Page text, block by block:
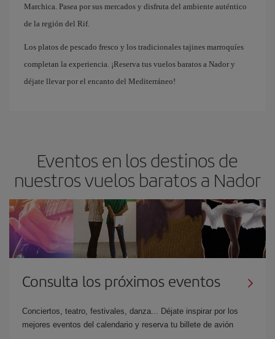
Marchica. Pasea por sus mercados y disfruta del ambiente auténtico
de la región del Rif.
Los platos de pescado fresco y los tradicionales tajines marroquíes
completan la experiencia. ¡Reserva tus vuelos baratos a Nador y
déjate llevar por el encanto del Mediterráneo!
Eventos en los destinos de
nuestros vuelos baratos a Nador
Consulta los próximos eventos
Conciertos, teatro, festivales, danza... Déjate inspirar por los
mejores eventos del calendario y reserva tu billete de avión